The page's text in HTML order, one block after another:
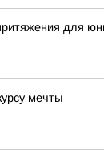
для
мечты